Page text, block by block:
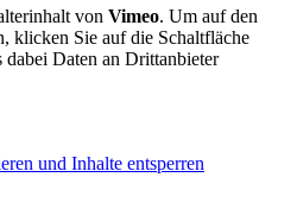
von Vimeo. Um auf den
klicken Sie auf die Schaltfläche
dabei Daten an Drittanbieter
und Inhalte entsperren